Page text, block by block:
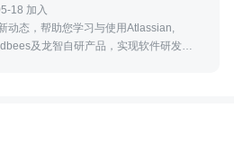
18 加入
动态，帮助您学习与使用Atlassian,
及龙智自研产品，实现软件研发的